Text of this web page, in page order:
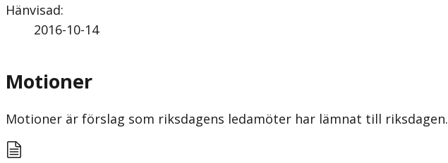
Hänvisad:
2016-10-14
Motioner
Motioner är förslag som riksdagens ledamöter har lämnat till riksdagen.